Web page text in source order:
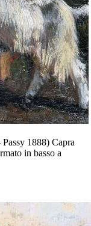
1888) Capra
in basso a